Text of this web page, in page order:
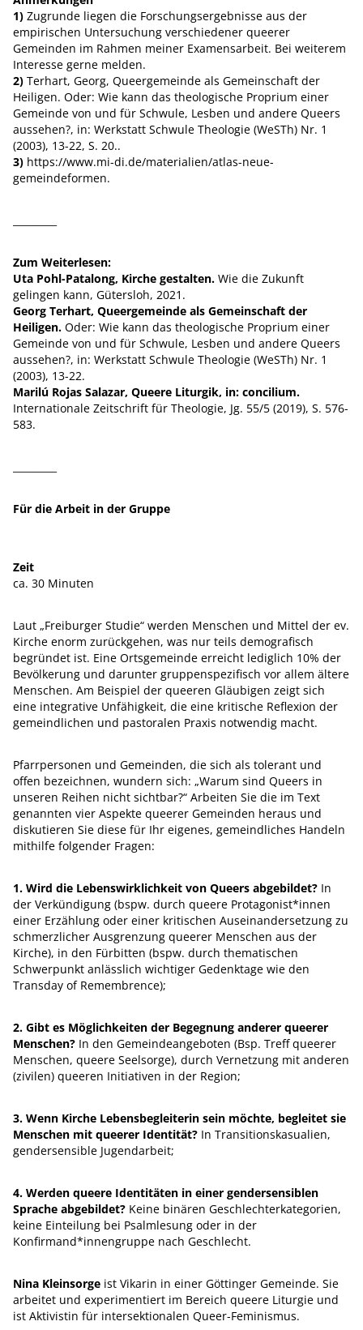
1) Zugrunde liegen die Forschungsergebnisse aus der
empirischen Untersuchung verschiedener queerer
Gemeinden im Rahmen meiner Examensarbeit. Bei weiterem
Interesse gerne melden.
2) Terhart, Georg, Queergemeinde als Gemeinschaft der
Heiligen. Oder: Wie kann das theologische Proprium einer
Gemeinde von und für Schwule, Lesben und andere Queers
aussehen?, in: Werkstatt Schwule Theologie (WeSTh) Nr. 1
(2003), 13-22, S. 20..
3) https://www.mi-di.de/materialien/atlas-neue-
gemeindeformen.
Zum Weiterlesen:
Uta Pohl-Patalong, Kirche gestalten. Wie die Zukunft
gelingen kann, Gütersloh, 2021.
Georg Terhart, Queergemeinde als Gemeinschaft der
Heiligen. Oder: Wie kann das theologische Proprium einer
Gemeinde von und für Schwule, Lesben und andere Queers
aussehen?, in: Werkstatt Schwule Theologie (WeSTh) Nr. 1
(2003), 13-22.
Marilú Rojas Salazar, Queere Liturgik, in: concilium.
Internationale Zeitschrift für Theologie, Jg. 55/5 (2019), S. 576-
583.
Für die Arbeit in der Gruppe
Zeit
ca. 30 Minuten
Laut „Freiburger Studie“ werden Menschen und Mittel der ev.
Kirche enorm zurückgehen, was nur teils demografisch
begründet ist. Eine Ortsgemeinde erreicht lediglich 10% der
Bevölkerung und darunter gruppenspezifisch vor allem ältere
Menschen. Am Beispiel der queeren Gläubigen zeigt sich
eine integrative Unfähigkeit, die eine kritische Reflexion der
gemeindlichen und pastoralen Praxis notwendig macht.
Pfarrpersonen und Gemeinden, die sich als tolerant und
offen bezeichnen, wundern sich: „Warum sind Queers in
unseren Reihen nicht sichtbar?“ Arbeiten Sie die im Text
genannten vier Aspekte queerer Gemeinden heraus und
diskutieren Sie diese für Ihr eigenes, gemeindliches Handeln
mithilfe folgender Fragen:
1. Wird die Lebenswirklichkeit von Queers abgebildet? In
der Verkündigung (bspw. durch queere Protagonist*innen
einer Erzählung oder einer kritischen Auseinandersetzung zu
schmerzlicher Ausgrenzung queerer Menschen aus der
Kirche), in den Fürbitten (bspw. durch thematischen
Schwerpunkt anlässlich wichtiger Gedenktage wie den
Transday of Remembrence);
2. Gibt es Möglichkeiten der Begegnung anderer queerer
Menschen? In den Gemeindeangeboten (Bsp. Treff queerer
Menschen, queere Seelsorge), durch Vernetzung mit anderen
(zivilen) queeren Initiativen in der Region;
3. Wenn Kirche Lebensbegleiterin sein möchte, begleitet sie
Menschen mit queerer Identität? In Transitionskasualien,
gendersensible Jugendarbeit;
4. Werden queere Identitäten in einer gendersensiblen
Sprache abgebildet? Keine binären Geschlechterkategorien,
keine Einteilung bei Psalmlesung oder in der
Konfirmand*innengruppe nach Geschlecht.
Nina Kleinsorge ist Vikarin in einer Göttinger Gemeinde. Sie
arbeitet und experimentiert im Bereich queere Liturgie und
ist Aktivistin für intersektionalen Queer-Feminismus.